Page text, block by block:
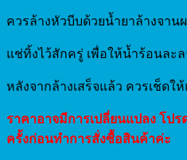
ควรล้างหัวบีบด้วยน้ำยาล้างจาน
แช่ทิ้งไว้สักครู่ เพื่อให้น้ำร้อนละ
หลังจากล้างเสร็จแล้ว ควรเช็ดใ
ราคาอาจมีการเปลี่ยนแปลง โป
ครั้งก่อนทำการสั่งซื้อสินค้าค่ะ